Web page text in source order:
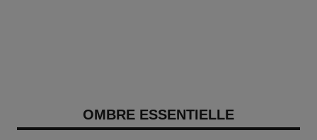
OMBRE ESSENTIELLE